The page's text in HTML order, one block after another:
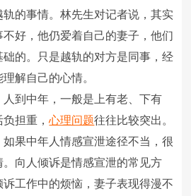
的事情。林先生对记者说，其实
好，他仍爱着自己的妻子，他们
的。只是越轨的对方是同事，经
解自己的心情。
人到中年，一般是上有老、下有
负担重，心理问题往往比较突出。
果中年人情感宣泄途径不当，很
向人倾诉是情感宣泄的常见方
工作中的烦恼，妻子表现得漫不